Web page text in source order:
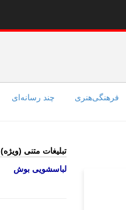
فرهنگی‌هنری چند رسانه‌ای
تبلیغات متنی (ویژه)
لباسشویی بوش